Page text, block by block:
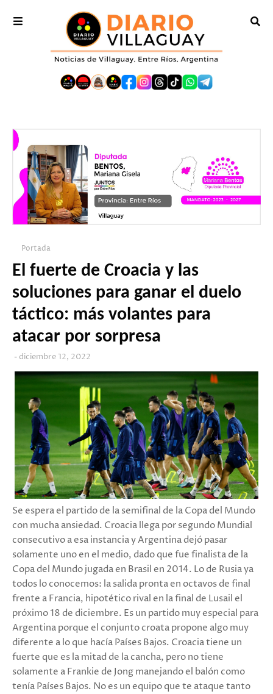
Portada
El fuerte de Croacia y las
soluciones para ganar el duelo
táctico: más volantes para
atacar por sorpresa
diciembre 12, 2022
Se espera el partido de la semifinal de la Copa del Mundo
con mucha ansiedad. Croacia llega por segundo Mundial
consecutivo a esa instancia y Argentina dejó pasar
solamente uno en el medio, dado que fue finalista de la
Copa del Mundo jugada en Brasil en 2014. Lo de Rusia ya
todos lo conocemos: la salida pronta en octavos de final
frente a Francia, hipotético rival en la final de Lusail el
próximo 18 de diciembre. Es un partido muy especial para
Argentina porque el conjunto croata propone algo muy
diferente a lo que hacía Países Bajos. Croacia tiene un
fuerte que es la mitad de la cancha, pero no tiene
solamente a Frankie de Jong manejando el balón como
tenía Países Bajos. No es un equipo que te ataque tanto